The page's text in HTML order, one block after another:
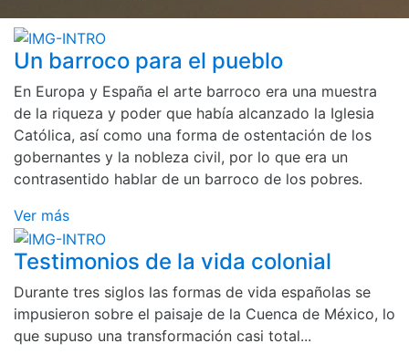
Un barroco para el pueblo
En Europa y España el arte barroco era una muestra
de la riqueza y poder que había alcanzado la Iglesia
Católica, así como una forma de ostentación de los
gobernantes y la nobleza civil, por lo que era un
contrasentido hablar de un barroco de los pobres.
Ver más
Testimonios de la vida colonial
Durante tres siglos las formas de vida españolas se
impusieron sobre el paisaje de la Cuenca de México, lo
que supuso una transformación casi total...